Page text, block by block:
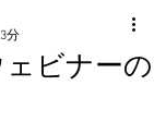
ビナーの
分